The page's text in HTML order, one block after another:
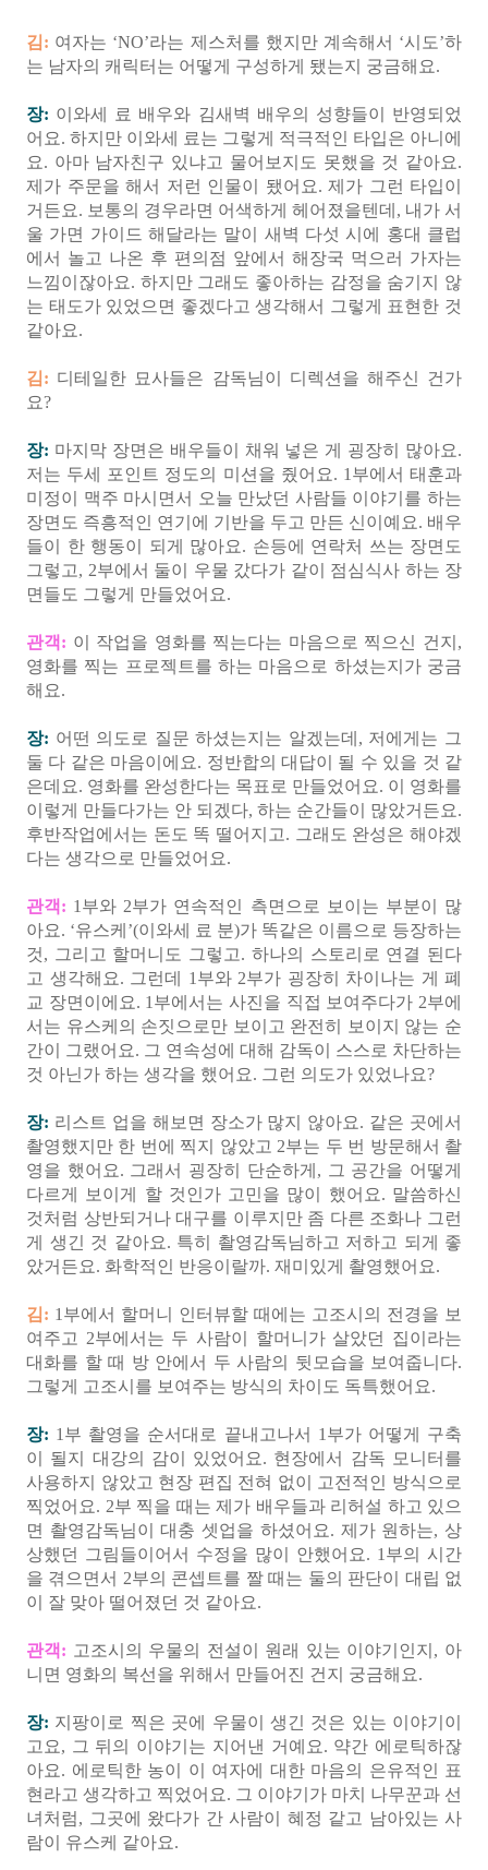
김: 여자는 ‘NO’라는 제스처를 했지만 계속해서 ‘시도’하
는 남자의 캐릭터는 어떻게 구성하게 됐는지 궁금해요.
장: 이와세 료 배우와 김새벽 배우의 성향들이 반영되었
어요. 하지만 이와세 료는 그렇게 적극적인 타입은 아니에
요. 아마 남자친구 있냐고 물어보지도 못했을 것 같아요.
제가 주문을 해서 저런 인물이 됐어요. 제가 그런 타입이
거든요. 보통의 경우라면 어색하게 헤어졌을텐데, 내가 서
울 가면 가이드 해달라는 말이 새벽 다섯 시에 홍대 클럽
에서 놀고 나온 후 편의점 앞에서 해장국 먹으러 가자는
느낌이잖아요. 하지만 그래도 좋아하는 감정을 숨기지 않
는 태도가 있었으면 좋겠다고 생각해서 그렇게 표현한 것
같아요.
김: 디테일한 묘사들은 감독님이 디렉션을 해주신 건가
요?
장: 마지막 장면은 배우들이 채워 넣은 게 굉장히 많아요.
저는 두세 포인트 정도의 미션을 줬어요. 1부에서 태훈과
미정이 맥주 마시면서 오늘 만났던 사람들 이야기를 하는
장면도 즉흥적인 연기에 기반을 두고 만든 신이예요. 배우
들이 한 행동이 되게 많아요. 손등에 연락처 쓰는 장면도
그렇고, 2부에서 둘이 우물 갔다가 같이 점심식사 하는 장
면들도 그렇게 만들었어요.
관객: 이 작업을 영화를 찍는다는 마음으로 찍으신 건지,
영화를 찍는 프로젝트를 하는 마음으로 하셨는지가 궁금
해요.
장: 어떤 의도로 질문 하셨는지는 알겠는데, 저에게는 그
둘 다 같은 마음이에요. 정반합의 대답이 될 수 있을 것 같
은데요. 영화를 완성한다는 목표로 만들었어요. 이 영화를
이렇게 만들다가는 안 되겠다, 하는 순간들이 많았거든요.
후반작업에서는 돈도 똑 떨어지고. 그래도 완성은 해야겠
다는 생각으로 만들었어요.
관객: 1부와 2부가 연속적인 측면으로 보이는 부분이 많
아요. ‘유스케’(이와세 료 분)가 똑같은 이름으로 등장하는
것, 그리고 할머니도 그렇고. 하나의 스토리로 연결 된다
고 생각해요. 그런데 1부와 2부가 굉장히 차이나는 게 폐
교 장면이에요. 1부에서는 사진을 직접 보여주다가 2부에
서는 유스케의 손짓으로만 보이고 완전히 보이지 않는 순
간이 그랬어요. 그 연속성에 대해 감독이 스스로 차단하는
것 아닌가 하는 생각을 했어요. 그런 의도가 있었나요?
장: 리스트 업을 해보면 장소가 많지 않아요. 같은 곳에서
촬영했지만 한 번에 찍지 않았고 2부는 두 번 방문해서 촬
영을 했어요. 그래서 굉장히 단순하게, 그 공간을 어떻게
다르게 보이게 할 것인가 고민을 많이 했어요. 말씀하신
것처럼 상반되거나 대구를 이루지만 좀 다른 조화나 그런
게 생긴 것 같아요. 특히 촬영감독님하고 저하고 되게 좋
았거든요. 화학적인 반응이랄까. 재미있게 촬영했어요.
김: 1부에서 할머니 인터뷰할 때에는 고조시의 전경을 보
여주고 2부에서는 두 사람이 할머니가 살았던 집이라는
대화를 할 때 방 안에서 두 사람의 뒷모습을 보여줍니다.
그렇게 고조시를 보여주는 방식의 차이도 독특했어요.
장: 1부 촬영을 순서대로 끝내고나서 1부가 어떻게 구축
이 될지 대강의 감이 있었어요. 현장에서 감독 모니터를
사용하지 않았고 현장 편집 전혀 없이 고전적인 방식으로
찍었어요. 2부 찍을 때는 제가 배우들과 리허설 하고 있으
면 촬영감독님이 대충 셋업을 하셨어요. 제가 원하는, 상
상했던 그림들이어서 수정을 많이 안했어요. 1부의 시간
을 겪으면서 2부의 콘셉트를 짤 때는 둘의 판단이 대립 없
이 잘 맞아 떨어졌던 것 같아요.
관객: 고조시의 우물의 전설이 원래 있는 이야기인지, 아
니면 영화의 복선을 위해서 만들어진 건지 궁금해요.
장: 지팡이로 찍은 곳에 우물이 생긴 것은 있는 이야기이
고요, 그 뒤의 이야기는 지어낸 거예요. 약간 에로틱하잖
아요. 에로틱한 농이 이 여자에 대한 마음의 은유적인 표
현라고 생각하고 찍었어요. 그 이야기가 마치 나무꾼과 선
녀처럼, 그곳에 왔다가 간 사람이 혜정 같고 남아있는 사
람이 유스케 같아요.